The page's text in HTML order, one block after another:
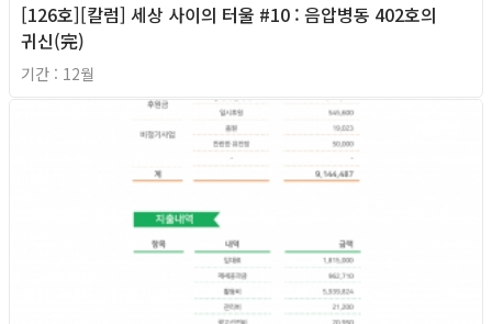
[126호][칼럼] 세상 사이의 터울 #10 : 음압병동 402호의
귀신(完)
기간 : 12월